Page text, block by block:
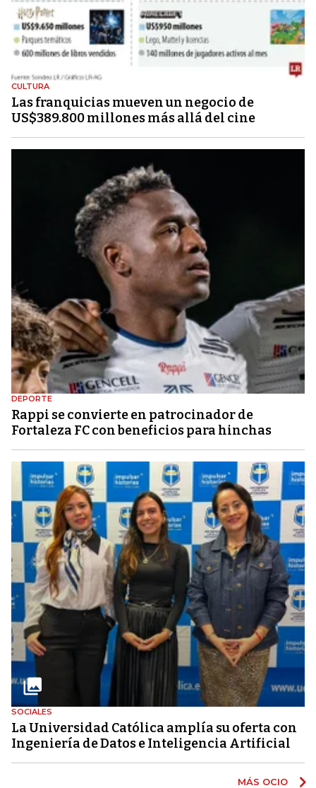
CULTURA
Las franquicias mueven un negocio de
US$389.800 millones más allá del cine
DEPORTE
Rappi se convierte en patrocinador de
Fortaleza FC con beneficios para hinchas
SOCIALES
La Universidad Católica amplía su oferta con
Ingeniería de Datos e Inteligencia Artificial
MÁS OCIO